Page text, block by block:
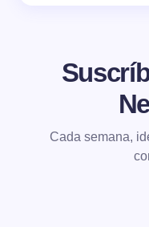
Cada semana,